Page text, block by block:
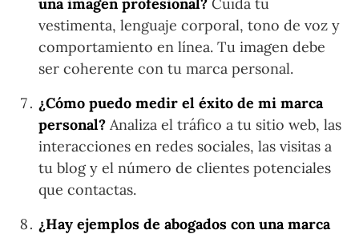
vestimenta, lenguaje corporal, tono de voz y
comportamiento en línea. Tu imagen debe
ser coherente con tu marca personal.
¿Cómo puedo medir el éxito de mi marca
personal? Analiza el tráfico a tu sitio web, las
interacciones en redes sociales, las visitas a
tu blog y el número de clientes potenciales
que contactas.
¿Hay ejemplos de abogados con una marca